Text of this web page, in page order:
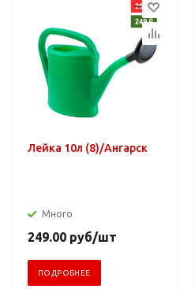
Лейка 10л (8)/Ангарск
Много
249.00 руб/шт
ПОДРОБНЕЕ